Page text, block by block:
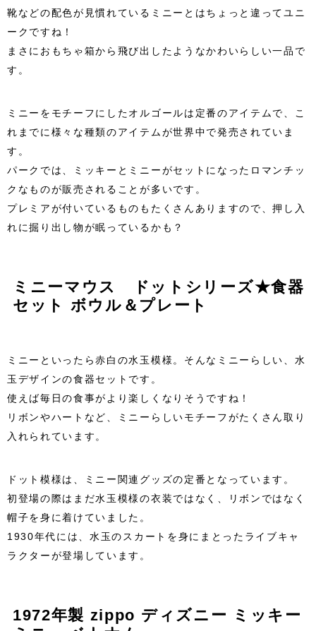
靴などの配色が見慣れているミニーとはちょっと違ってユニ
ークですね！
まさにおもちゃ箱から飛び出したようなかわいらしい一品で
す。
ミニーをモチーフにしたオルゴールは定番のアイテムで、こ
れまでに様々な種類のアイテムが世界中で発売されていま
す。
パークでは、ミッキーとミニーがセットになったロマンチッ
クなものが販売されることが多いです。
プレミアが付いているものもたくさんありますので、押し入
れに掘り出し物が眠っているかも？
ミニーマウス ドットシリーズ★食器
セット ボウル＆プレート
ミニーといったら赤白の水玉模様。そんなミニーらしい、水
玉デザインの食器セットです。
使えば毎日の食事がより楽しくなりそうですね！
リボンやハートなど、ミニーらしいモチーフがたくさん取り
入れられています。
ドット模様は、ミニー関連グッズの定番となっています。
初登場の際はまだ水玉模様の衣装ではなく、リボンではなく
帽子を身に着けていました。
1930年代には、水玉のスカートを身にまとったライブキャ
ラクターが登場しています。
1972年製 zippo ディズニー ミッキー